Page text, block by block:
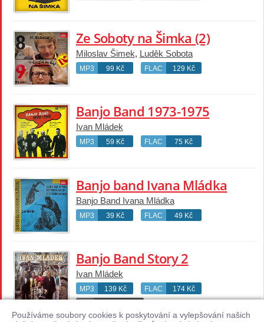
Používáme soubory cookies k poskytování a vylepšování našich
Ze Soboty na Šimka (2)
Miloslav Šimek, Luděk Sobota
MP3 99 Kč FLAC 129 Kč
Banjo Band 1973-1975
Ivan Mládek
MP3 59 Kč FLAC 75 Kč
Banjo band Ivana Mládka
Banjo Band Ivana Mládka
MP3 39 Kč FLAC 49 Kč
Banjo Band Story 2
Ivan Mládek
MP3 139 Kč FLAC
174 Kč